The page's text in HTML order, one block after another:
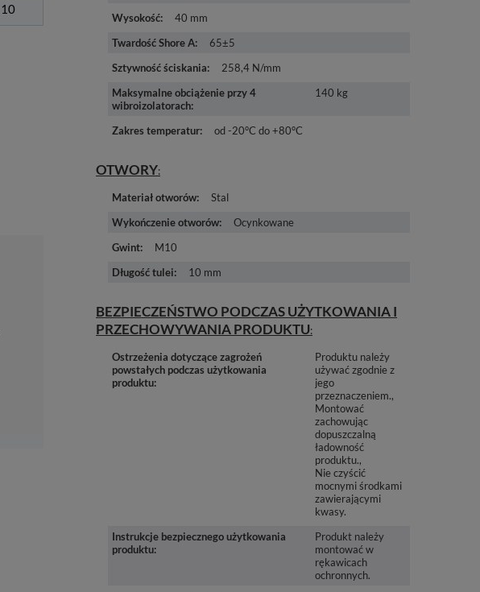
10
Wysokość
40 mm
Twardość Shore A
65±5
Sztywność ściskania
258,4 N/mm
Maksymalne obciążenie przy 4
wibroizolatorach
140 kg
Zakres temperatur od -20°C do +80°C
OTWORY
Materiał otworów
Stal
Wykończenie otworów
Ocynkowane
Gwint
M10
Długość tulei
10 mm
BEZPIECZEŃSTWO PODCZAS UŻYTKOWANIA I
PRZECHOWYWANIA PRODUKTU
Ostrzeżenia dotyczące zagrożeń
powstałych podczas użytkowania
produktu
Produktu należy
używać zgodnie z
jego
przeznaczeniem.
Montować
zachowując
dopuszczalną
ładowność
produktu.
Nie czyścić
mocnymi środkami
zawierającymi
kwasy.
Instrukcje bezpiecznego użytkowania
produktu
Produkt należy
montować w
rękawicach
ochronnych.